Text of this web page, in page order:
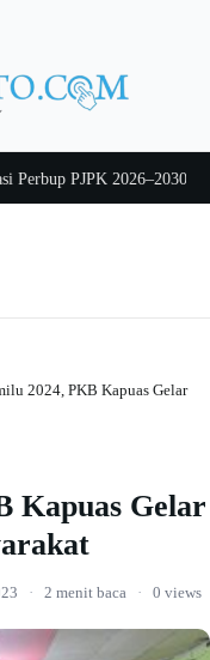
PJPK 2026–2030
2024, PKB Kapuas Gelar
Kapuas Gelar
· 2 menit baca · 0 views